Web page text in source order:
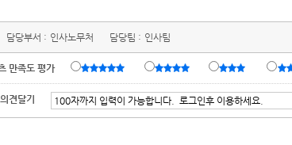
담당부서 : 인사노무처 담당팀 : 인사팀
만족도 평가
견달기